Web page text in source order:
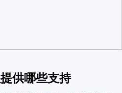
供哪些支持